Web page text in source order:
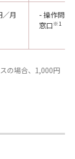
月
- 操作問合
窓口※1
の場合、1,000円